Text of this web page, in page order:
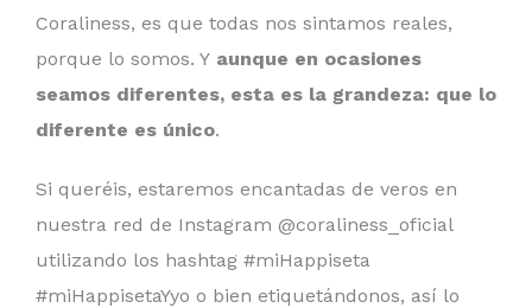
Coraliness, es que todas nos sintamos reales,
porque lo somos. Y aunque en ocasiones
seamos diferentes, esta es la grandeza: que lo
diferente es único.
Si queréis, estaremos encantadas de veros en
nuestra red de Instagram @coraliness_oficial
utilizando los hashtag #miHappiseta
#miHappisetaYyo o bien etiquetándonos, así lo